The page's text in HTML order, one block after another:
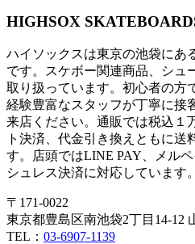
HIGHSOX
ハイソックスは東京の池袋にあ
です。スケボー関連商品、シュ
取り扱っています。初心者の方
経験豊富なスタッフが丁寧に接
来店ください。通販では税込１
ト決済、代金引き換えともに送
す。店頭ではLINE PAY、メル
シュレス決済に対応しています。
〒171-0022
東京都豊島区南池袋2丁目14-12
TEL： 03-6907-1139